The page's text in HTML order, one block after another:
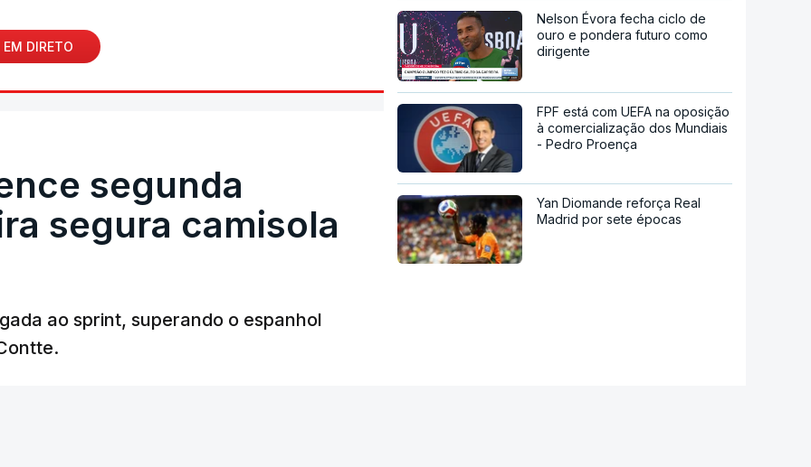
EM DIRETO
segunda
segura camisola
ao sprint, superando o espanhol
Nelson Évora fecha ciclo de
ouro e pondera futuro como
dirigente
FPF está com UEFA na oposição
à comercialização dos Mundiais
- Pedro Proença
Yan Diomande reforça Real
Madrid por sete épocas